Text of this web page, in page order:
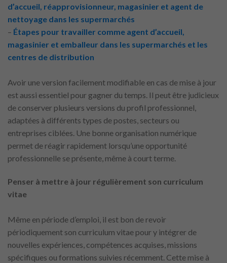
d’accueil, réapprovisionneur, magasinier et agent de
nettoyage dans les supermarchés
– Étapes pour travailler comme agent d’accueil,
magasinier et emballeur dans les supermarchés et les
centres de distribution
Avoir une version facilement modifiable en cas de mise à jour
est aussi essentiel pour gagner du temps. Il peut être judicieux
de conserver plusieurs versions du profil professionnel,
adaptées à différents types de postes, secteurs ou
entreprises ciblées. Une bonne organisation numérique
permet de réagir rapidement lorsqu’une opportunité
professionnelle se présente, même à court terme.
Penser à mettre à jour régulièrement son curriculum
vitae
Même en période d’emploi, il est bon de revoir
périodiquement son curriculum vitae pour y intégrer de
nouvelles expériences, compétences acquises, missions
spécifiques ou formations suivies récemment. Cette mise à